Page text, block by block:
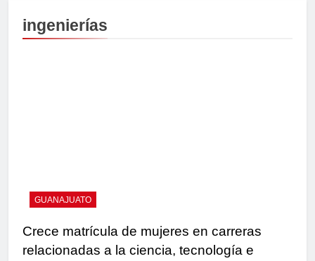
ingenierías
GUANAJUATO
Crece matrícula de mujeres en carreras
relacionadas a la ciencia, tecnología e